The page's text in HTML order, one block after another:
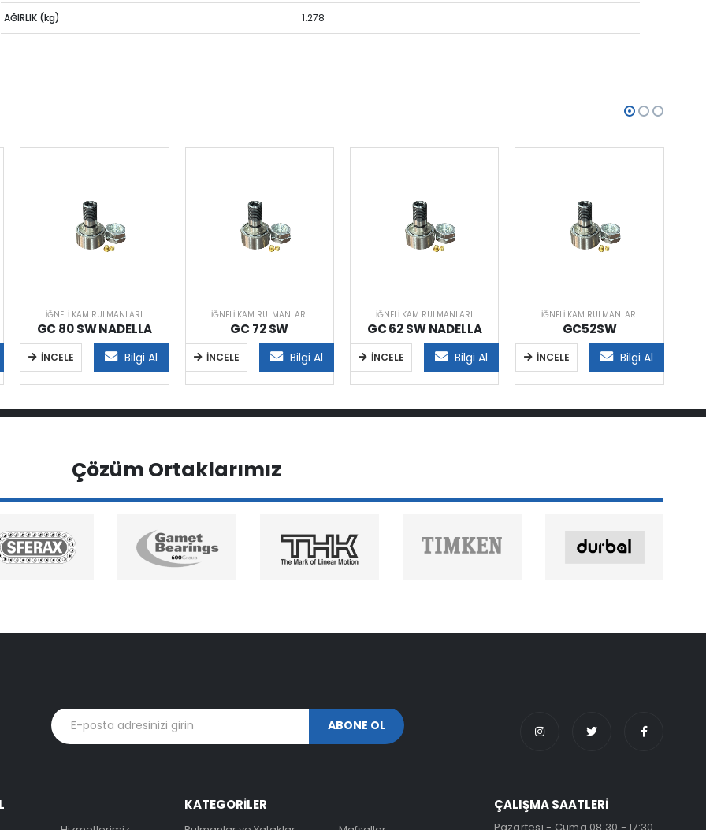
AĞIRLIK (kg) 1.278
İĞNELI KAM RULMANLARI
GC 80 SW NADELLA
İNCELE Bilgi Al
İĞNELI KAM RULMANLARI
GC 72 SW
İNCELE Bilgi Al
İĞNELI KAM RULMANLARI
GC 62 SW NADELLA
İNCELE Bilgi Al
İĞNELI KAM RULMANLARI
GC52SW
İNCELE Bilgi Al
Çözüm Ortaklarımız
KATEGORİLER ÇALIŞMA SAATLERİ